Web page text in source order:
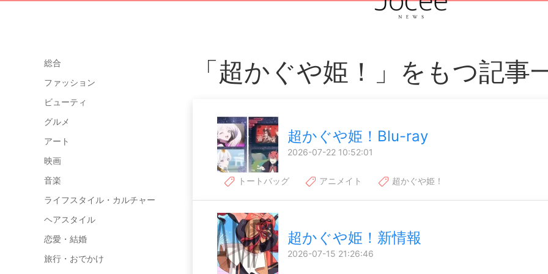
総合
ファッション
ビューティ
グルメ
アート
映画
音楽
ライフスタイル・カルチャー
ヘアスタイル
恋愛・結婚
旅行・おでかけ
「超かぐや姫！」をもつ記事
超かぐや姫！Blu-ray
2026-07-22 10:52:01
トートバッグ アニメイト 超かぐや姫！
超かぐや姫！新情報
2026-07-15 21:26:46